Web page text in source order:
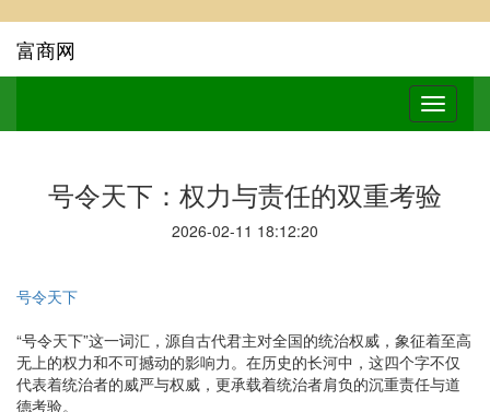
富商网
号令天下：权力与责任的双重考验
2026-02-11 18:12:20
号令天下
“号令天下”这一词汇，源自古代君主对全国的统治权威，象征着至高
无上的权力和不可撼动的影响力。在历史的长河中，这四个字不仅
代表着统治者的威严与权威，更承载着统治者肩负的沉重责任与道
德考验。